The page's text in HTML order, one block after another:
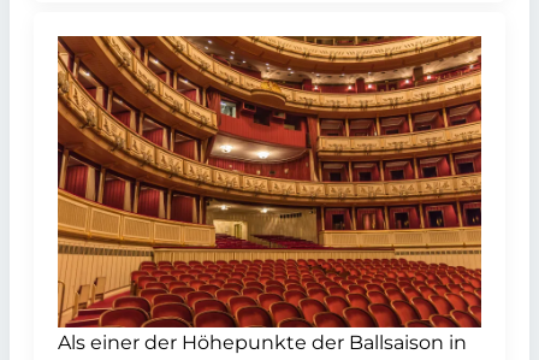
Als einer der Höhepunkte der Ballsaison in